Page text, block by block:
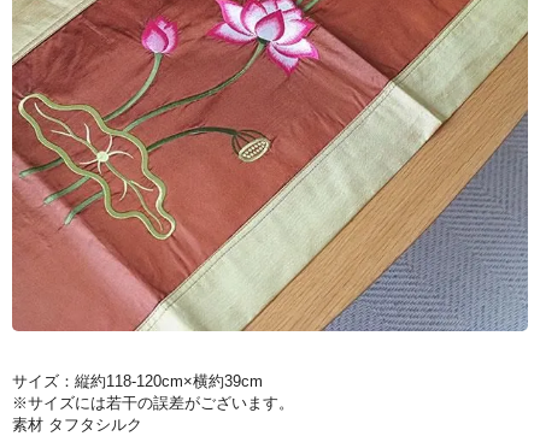
サイズ：縦約118-120cm×横約39cm
※サイズには若干の誤差がございます。
素材 タフタシルク